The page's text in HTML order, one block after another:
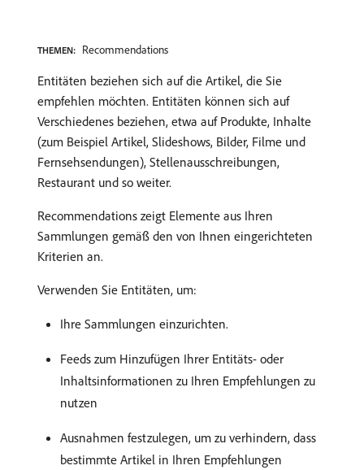
THEMEN: Recommendations
Entitäten beziehen sich auf die Artikel, die Sie
empfehlen möchten. Entitäten können sich auf
Verschiedenes beziehen, etwa auf Produkte, Inhalte
(zum Beispiel Artikel, Slideshows, Bilder, Filme und
Fernsehsendungen), Stellenausschreibungen,
Restaurant und so weiter.
Recommendations zeigt Elemente aus Ihren
Sammlungen gemäß den von Ihnen eingerichteten
Kriterien an.
Verwenden Sie Entitäten, um:
Ihre Sammlungen einzurichten.
Feeds zum Hinzufügen Ihrer Entitäts- oder
Inhaltsinformationen zu Ihren Empfehlungen zu
nutzen
Ausnahmen festzulegen, um zu verhindern, dass
bestimmte Artikel in Ihren Empfehlungen